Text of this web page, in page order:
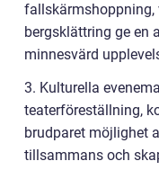
fallskärmshoppning,
bergsklättring ge en
minnesvärd
3. Kulturella
teaterföreställning,
brudparet möjlighet
tillsammans och